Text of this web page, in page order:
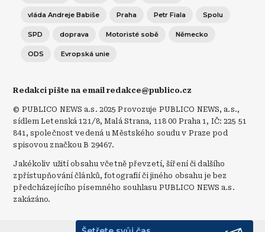
vláda Andreje Babiše Praha Petr Fiala Spolu
SPD doprava Motoristé sobě Německo
ODS Evropská unie
Redakci pište na email redakce@publico.cz
© PUBLICO NEWS a.s. 2025 Provozuje PUBLICO NEWS, a.s.,
sídlem Letenská 121/8, Malá Strana, 118 00 Praha 1, IČ: 225 51
841, společnost vedená u Městského soudu v Praze pod
spisovou značkou B 29467.
Jakékoliv užití obsahu včetně převzetí, šíření či dalšího
zpřístupňování článků, fotografií či jiného obsahu je bez
předcházejícího písemného souhlasu PUBLICO NEWS a.s.
zakázáno.